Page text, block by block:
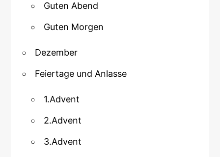
Guten Abend
Guten Morgen
Dezember
Feiertage und Anlasse
1.Advent
2.Advent
3.Advent